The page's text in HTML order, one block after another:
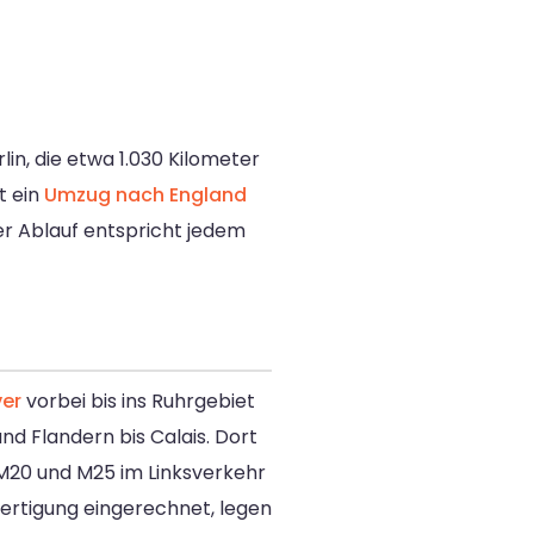
die etwa 1.030 Kilometer
ein Umzug nach England
Ablauf entspricht jedem
vorbei bis ins Ruhrgebiet
Flandern bis Calais. Dort
und M25 im Linksverkehr
eingerechnet, legen